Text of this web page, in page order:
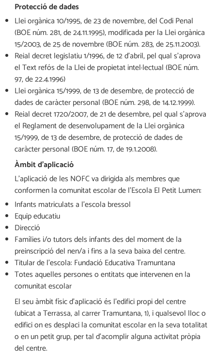
Protecció de dades
Llei orgànica 10/1995, de 23 de novembre, del Codi Penal
(BOE núm. 281, de 24.11.1995), modificada per la Llei orgànica
15/2003, de 25 de novembre (BOE núm. 283, de 25.11.2003).
Reial decret legislatiu 1/1996, de 12 d’abril, pel qual s’aprova
el Text refós de la Llei de propietat intel·lectual (BOE núm.
97, de 22.4.1996)
Llei orgànica 15/1999, de 13 de desembre, de protecció de
dades de caràcter personal (BOE núm. 298, de 14.12.1999).
Reial decret 1720/2007, de 21 de desembre, pel qual s’aprova
el Reglament de desenvolupament de la Llei orgànica
15/1999, de 13 de desembre, de protecció de dades de
caràcter personal (BOE núm. 17, de 19.1.2008).
Àmbit d’aplicació
L’aplicació de les NOFC va dirigida als membres que
conformen la comunitat escolar de l’Escola El Petit Lumen:
Infants matriculats a l’escola bressol
Equip educatiu
Direcció
Famílies i/o tutors dels infants des del moment de la
preinscripció del nen/a i fins a la seva baixa del centre.
Titular de l’escola: Fundació Educativa Tramuntana
Totes aquelles persones o entitats que intervenen en la
comunitat escolar
El seu àmbit físic d’aplicació és l’edifici propi del centre
(ubicat a Terrassa, al carrer Tramuntana, 1), i qualsevol lloc o
edifici on es desplaci la comunitat escolar en la seva totalitat
o en un petit grup, per tal d’acomplir alguna activitat pròpia
del centre.